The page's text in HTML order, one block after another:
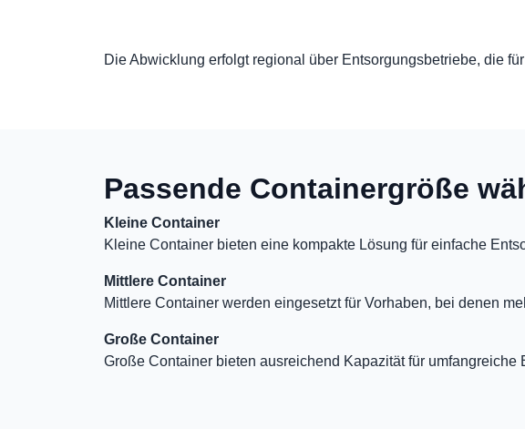
Die Abwicklung erfolgt regional über Entsorgungsbetriebe, die
Passende Containergröße
Kleine Container
Kleine Container bieten eine kompakte Lösung für einfache
Mittlere Container
Mittlere Container werden eingesetzt für Vorhaben, bei denen
Große Container
Große Container bieten ausreichend Kapazität für umfangreiche